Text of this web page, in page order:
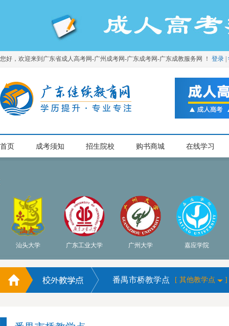
您好，欢迎来到广东省成人高考网-广州成考网-广东成考网-广东成教服务网 ！ 登录
首页 成考须知 招生院校 购书商城 在线学习
汕头大学 广东工业大学 广州大学 嘉应学院
番禺市桥教学点 [ 其他教学点 ]